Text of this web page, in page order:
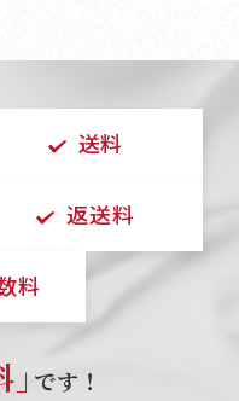
送料
返送料
料
｣ です！